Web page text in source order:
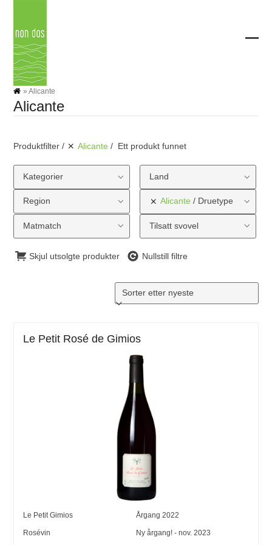
content
»Alicante
Alicante
Produktfilter Alicante Ett produkt funnet
Kategorier Land
Region Alicante Druetype
Matmatch Tilsatt svovel
Skjul utsolgte produkter Nullstill filtre
Le Petit Rosé de Gimios
Le Petit Gimios Årgang 2022
Rosévin Ny årgang! - nov. 2023